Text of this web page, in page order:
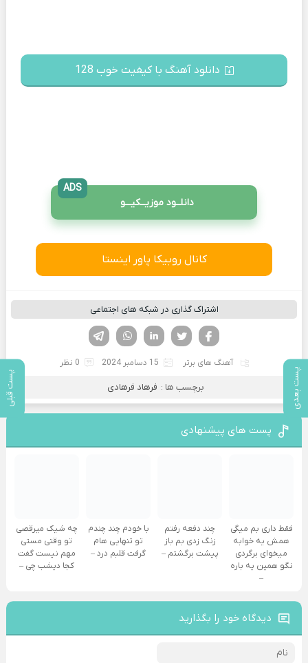
پست بعدی پست قبلی
دانلود آهنگ با کیفیت خوب 128
دانلــود موزیــکیـــو
ADS
کانال روبیکا پاور اینستا
اشتراک گذاری در شبکه های اجتماعی
لینکدین تویتر
فیسوک
آهنگ های برتر 15 دسامبر 2024 0 نظر
برچسب ها : فرهاد فرهادی
پست های پیشنهادی
فقط داری بم میگی
همش یه خوابه
میخوای برگردی
نگو همین یه باره
–
چند دفعه رفتم
زنگ زدی بم باز
پیشت برگشتم –
با خودم چند چندم
تو تنهایی هام
گرفت قلبم درد –
چه شیک میرقصی
تو وقتی مستی
مهم نیست گفت
کجا دیشب چی –
دیدگاه خود را بگذارید